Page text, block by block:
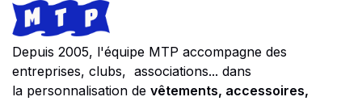
Footer
Store information
Depuis 2005, l'équipe MTP accompagne des
entreprises, clubs, associations... dans
la personnalisation de vêtements, accessoires,